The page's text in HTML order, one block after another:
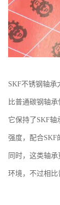
SKF不锈钢轴
比普通碳钢轴
它保持了SKF
强度，配合SKF
同时，这类轴
环境，不过相比